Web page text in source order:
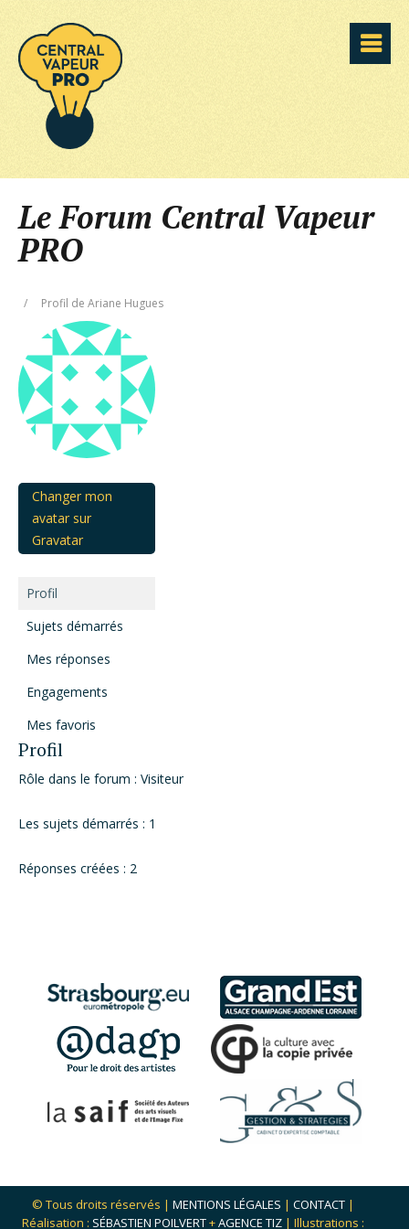
Le Forum Central Vapeur
PRO
/ Profil de Ariane Hugues
Changer mon
avatar sur
Gravatar
Profil
Sujets démarrés
Mes réponses
Engagements
Mes favoris
Profil
Rôle dans le forum : Visiteur
Les sujets démarrés : 1
Réponses créées : 2
© Tous droits réservés | MENTIONS LÉGALES | CONTACT |
Réalisation : SÉBASTIEN POILVERT+AGENCE TIZ | Illustrations :